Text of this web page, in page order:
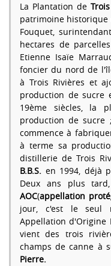
La Plantation de
patrimoine historique
Fouquet,
hectares de
Etienne Isaïe
foncier du nord de
à Trois Rivières et
production de sucre
19ème siècles, la
production de sucre
commence à
à terme sa
distillerie de Trois
B.B.S. en 1994, déjà
Deux ans plus
AOC(appellation
jour, c'est le seul
Appellation d'Origine
vient des trois
champs de canne à
Pierre.